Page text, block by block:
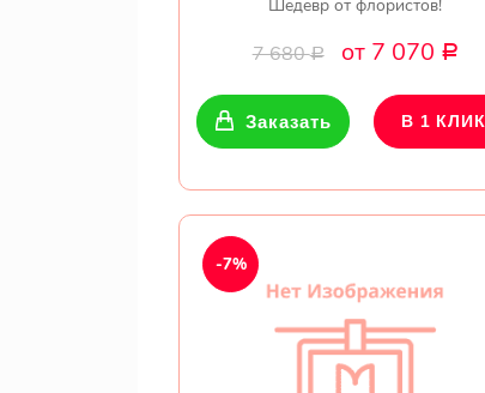
Шедевр от флористов!
7 680Р от 7 070 Р
Заказать В 1 КЛИК
-7%